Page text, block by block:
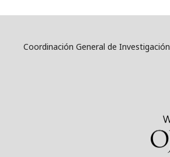
Coordinación General de Investigación